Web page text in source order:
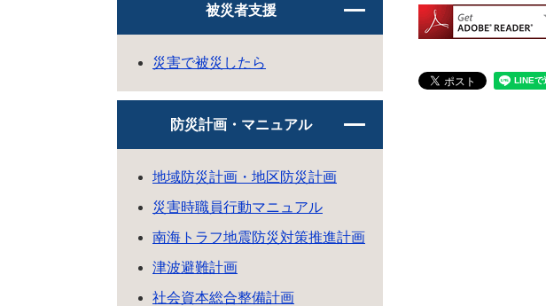
被災者支援
災害で被災したら
防災計画・マニュアル
地域防災計画・地区防災計画
災害時職員行動マニュアル
南海トラフ地震防災対策推進計画
津波避難計画
社会資本総合整備計画